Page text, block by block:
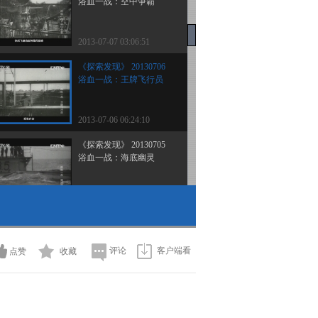
2013-07-07 03:06:51
《探索发现》 20130706
浴血一战：王牌飞行员
2013-07-06 06:24:10
《探索发现》 20130705
浴血一战：海底幽灵
2013-07-04 07:31:07
点赞 收藏 评论 客户端看